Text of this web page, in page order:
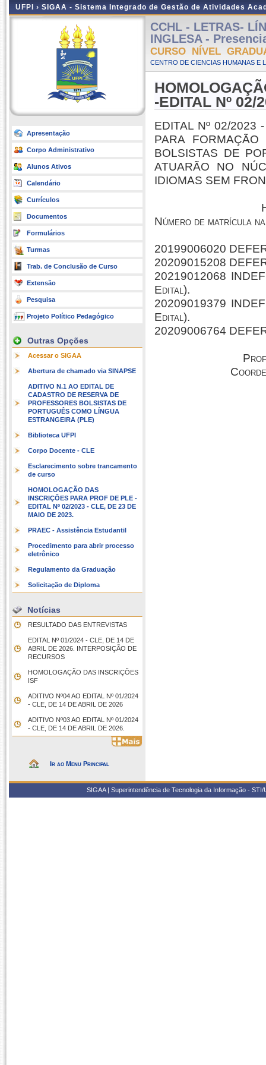
UFPI › SIGAA - Sistema Integrado de Gestão de Atividades
Apresentação
Corpo Administrativo
Alunos Ativos
Calendário
Currículos
Documentos
Formulários
Turmas
Trab. de Conclusão de Curso
Extensão
Pesquisa
Projeto Político Pedagógico
Outras Opções
Acessar o SIGAA
Abertura de chamado via SINAPSE
ADITIVO N.1 AO EDITAL DE
CADASTRO DE RESERVA DE
PROFESSORES BOLSISTAS DE
PORTUGUÊS COMO LÍNGUA
ESTRANGEIRA (PLE)
Biblioteca UFPI
Corpo Docente - CLE
Esclarecimento sobre trancamento
de curso
HOMOLOGAÇÃO DAS
INSCRIÇÕES PARA PROF DE PLE -
EDITAL Nº 02/2023 - CLE, DE 23 DE
MAIO DE 2023.
PRAEC - Assistência Estudantil
Procedimento para abrir processo
eletrônico
Regulamento da Graduação
Solicitação de Diploma
Notícias
RESULTADO DAS ENTREVISTAS
EDITAL Nº 01/2024 - CLE, DE 14 DE
ABRIL DE 2026. INTERPOSIÇÃO DE
RECURSOS
HOMOLOGAÇÃO DAS INSCRIÇÕES
ISF
ADITIVO Nº04 AO EDITAL Nº 01/2024
- CLE, DE 14 DE ABRIL DE 2026
ADITIVO Nº03 AO EDITAL Nº 01/2024
- CLE, DE 14 DE ABRIL DE 2026.
Ir ao Menu Principal
CCHL - LETRAS-
INGLESA -
CURSO NÍVEL
CENTRO DE CIENCIAS HUMANAS E
-EDITAL Nº 02/
EDITAL Nº 02/2023
PARA
BOLSISTAS DE
ATUARÃO NO
IDIOMAS SEM
Número de matrícula
20199006020
20209015208
20219012068
Edital).
20209019379
Edital).
20209006764
SIGAA | Superintendência de Tecnologia da Informação -